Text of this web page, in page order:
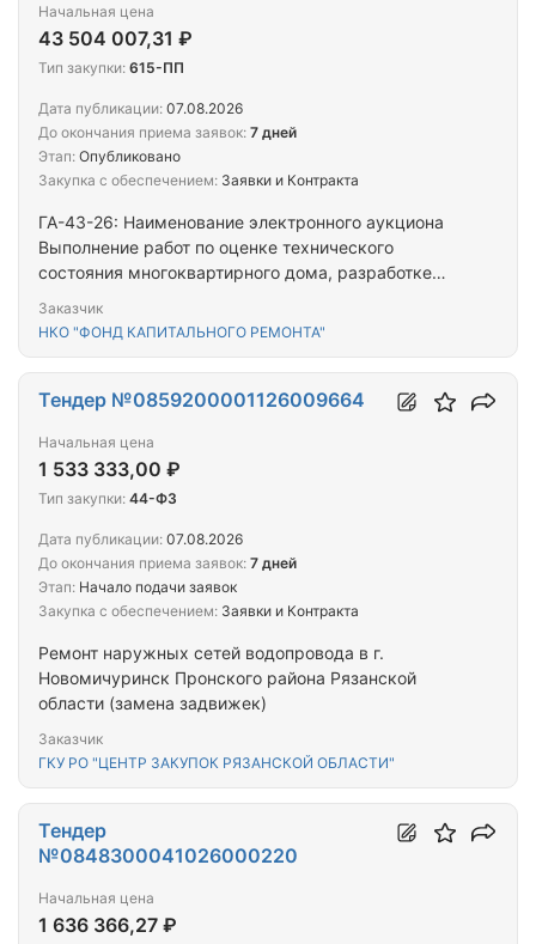
ГА-43-26: Наименование электронного аукциона
Выполнение работ по оценке технического
состояния многоквартирного дома, разработке
капитального ремонта общего имущества
общего имущества многоквартирного дома,
расположенного в г. Ростов-на-Дону Ростовской
Заказчик
НКО "ФОНД КАПИТАЛЬНОГО РЕМОНТА"
Начальная цена
43 504 007,31 ₽
Тип закупки: 615-ПП
Дата публикации: 07.08.2026
До окончания приема заявок: 7 дней
Этап: Опубликовано
Закупка с обеспечением: Заявки и Контракта
Ремонт наружных сетей водопровода в г.
Новомичуринск Пронского района Рязанской
области (замена задвижек)
Заказчик
ГКУ РО "ЦЕНТР ЗАКУПОК РЯЗАНСКОЙ ОБЛАСТИ"
Тендер №0859200001126009664
Начальная цена
1 533 333,00 ₽
Тип закупки: 44-ФЗ
Дата публикации: 07.08.2026
До окончания приема заявок: 7 дней
Этап: Начало подачи заявок
Закупка с обеспечением: Заявки и Контракта
Тендер
№0848300041026000220
Начальная цена
1 636 366,27 ₽